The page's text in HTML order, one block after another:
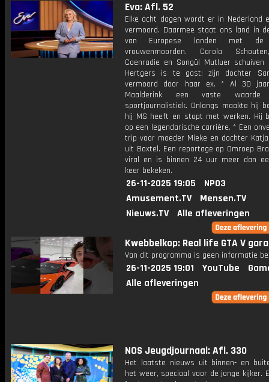
Eva: Afl. 52
Elke acht dagen wordt er in Nederland
vermoord. Daarmee staat ons land in
van Europese landen met de
vrouwenmoorden. Carola
Coenradie en Songül Mutluer schuiven
Hertgers is te gast; zijn dochter
vermoord door haar ex. * Al 30
Maalderink een vaste
sportjournalistiek. Onlangs maakte hij
hij MS heeft en stopt met werken. Hij
op een legendarische carrière. * Een
trip voor moeder Mieke en dochter
uit Boxtel. Een reportage op Omroep
viral en is binnen 24 uur meer dan
keer bekeken.
26-11-2025 19:05
NPO3
Amusement.TV
Mensen.TV
Nieuws.TV
Alle afleveringen
Kwebbelkop: Real life GTA V
Van dit programma is geen informatie
26-11-2025 19:01 YouTube
Alle afleveringen
NOS Jeugdjournaal: Afl. 330
Het laatste nieuws uit binnen- en
het weer, speciaal voor de jonge kijker.